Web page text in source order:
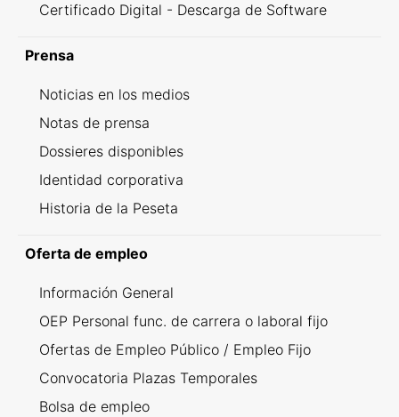
Certificado Digital - Descarga de Software
Prensa
Noticias en los medios
Notas de prensa
Dossieres disponibles
Identidad corporativa
Historia de la Peseta
Oferta de empleo
Información General
OEP Personal func. de carrera o laboral fijo
Ofertas de Empleo Público / Empleo Fijo
Convocatoria Plazas Temporales
Bolsa de empleo